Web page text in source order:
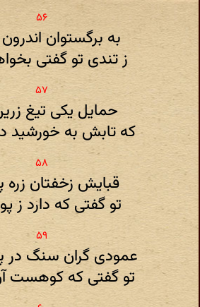
به برگستوان اندرون
ز تندی تو گفتی
حمایل یکی تیغ
که تابش به خورشید
قبایش زخفتان زره
تو گفتی که دارد ز
عمودی گران سنگ در
تو گفتی که کوهست